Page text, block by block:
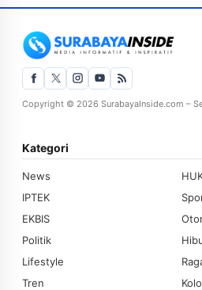
Copyright © 2026 SurabayaInside.com –
Kategori
News
IPTEK
EKBIS
Politik
Lifestyle
Tren